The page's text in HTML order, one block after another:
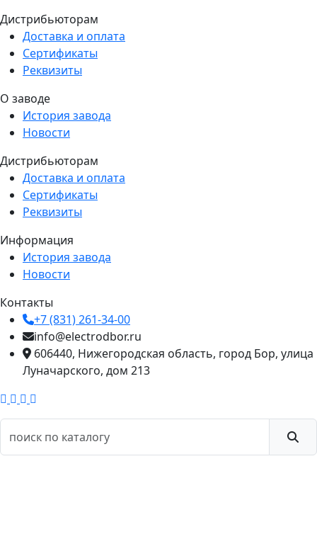
Дистрибьюторам
Доставка и оплата
Сертификаты
Реквизиты
О заводе
История завода
Новости
Дистрибьюторам
Доставка и оплата
Сертификаты
Реквизиты
Информация
История завода
Новости
Контакты
+7 (831) 261-34-00
info@electrodbor.ru
606440, Нижегородская область, город Бор, улица
Луначарского, дом 213